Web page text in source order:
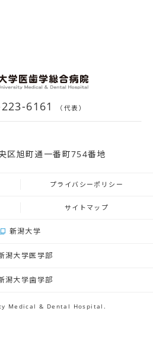
6161 （代表）
区旭町通一番町754番地
プライバシーポリシー
サイトマップ
新潟大学
潟大学医学部
潟大学歯学部
Medical & Dental Hospital.